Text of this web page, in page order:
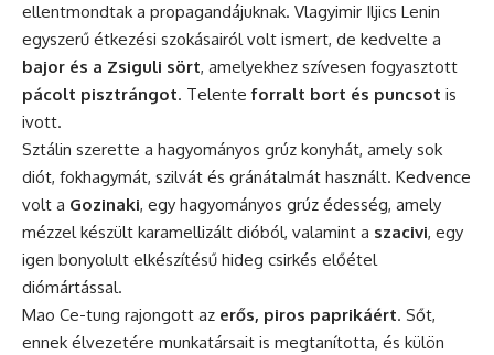
ellentmondtak a propagandájuknak. Vlagyimir Iljics Lenin
egyszerű étkezési szokásairól volt ismert, de kedvelte a
bajor és a Zsiguli sört, amelyekhez szívesen fogyasztott
pácolt pisztrángot. Telenteforralt bort és puncsot is
ivott.
Sztálin szerette a hagyományos grúz konyhát, amely sok
diót, fokhagymát, szilvát és gránátalmát használt. Kedvence
volt a Gozinaki, egy hagyományos grúz édesség, amely
mézzel készült karamellizált dióból, valamint a szacivi, egy
igen bonyolult elkészítésű hideg csirkés előétel
diómártással.
Mao Ce-tung rajongott az erős, piros paprikáért. Sőt,
ennek élvezetére munkatársait is megtanította, és külön